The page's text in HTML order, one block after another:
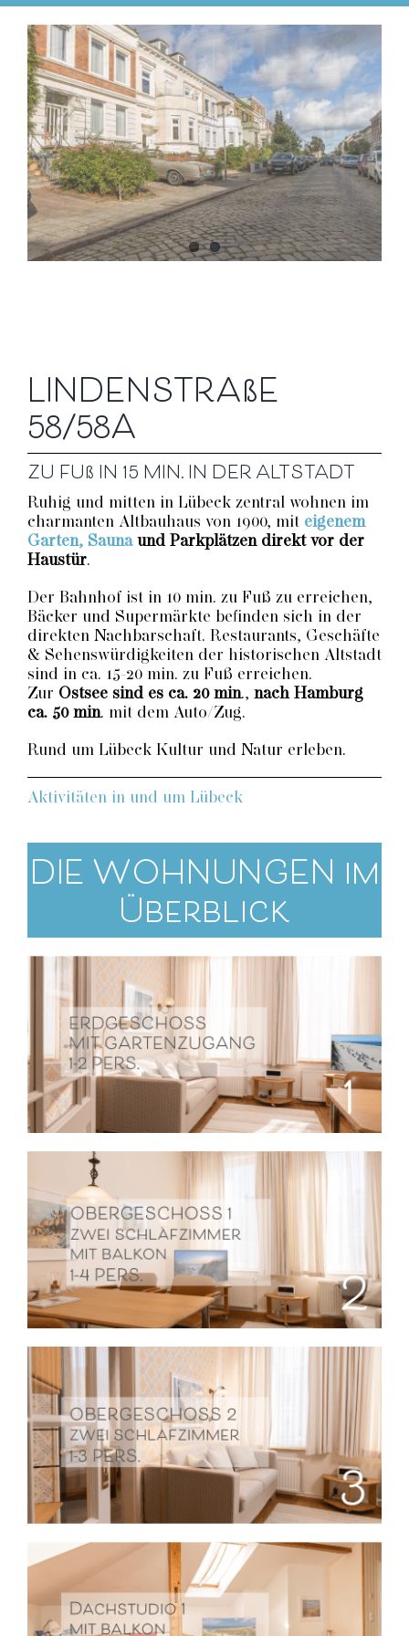
LINDENSTRAßE
58/58A
ZU FUß IN 15 MIN. IN DER ALTSTADT
Ruhig und mitten in Lübeck zentral wohnen im
charmanten Altbauhaus von 1900, mit eigenem
Garten, Saunaund Parkplätzen direkt vor der
Haustür.
Der Bahnhof ist in 10 min. zu Fuß zu erreichen,
Bäcker und Supermärkte befinden sich in der
direkten Nachbarschaft. Restaurants, Geschäfte
& Sehenswürdigkeiten der historischen Altstadt
sind in ca. 15-20 min. zu Fuß erreichen.
Zur Ostsee sind es ca. 20 min., nach Hamburg
ca. 50 min. mit dem Auto/Zug.
Rund um Lübeck Kultur und Natur erleben.
Aktivitäten in und um Lübeck
DIE WOHNUNGEN im
Überblick